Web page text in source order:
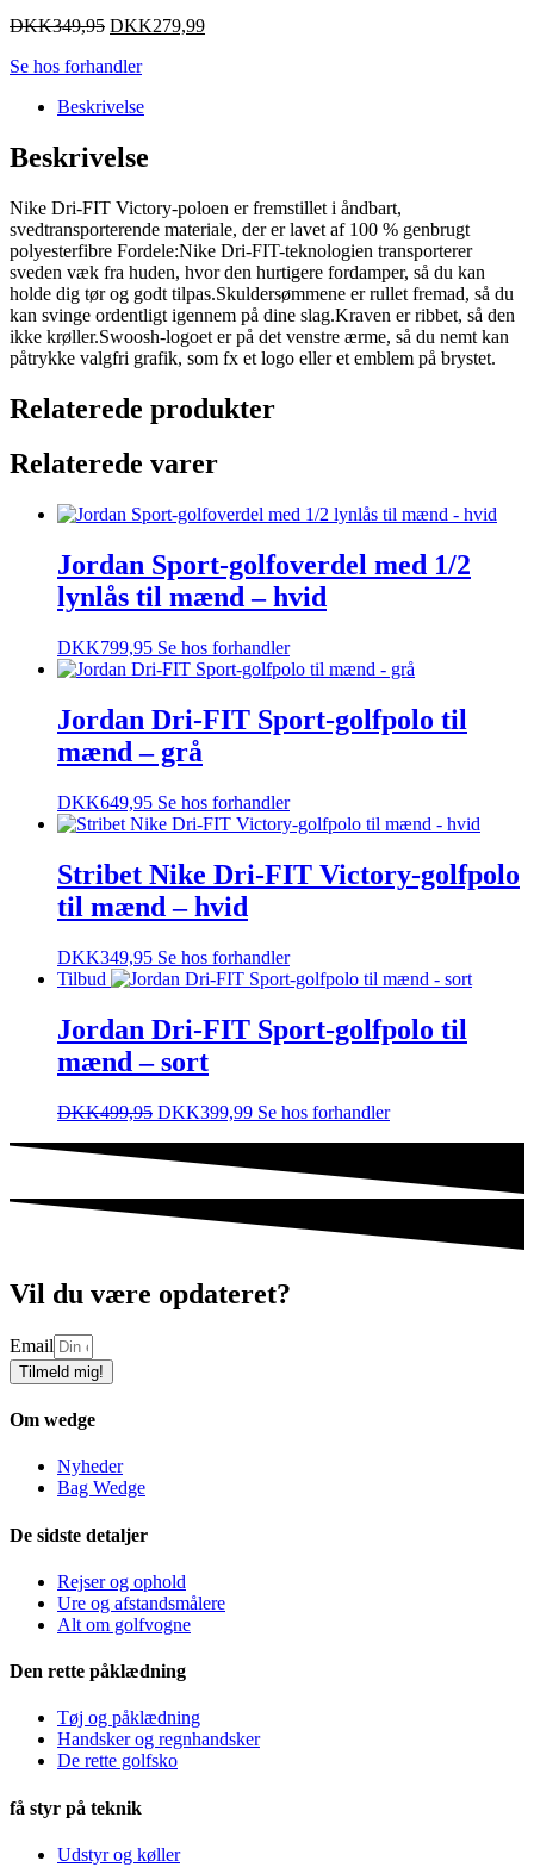
DKK349,95 DKK279,99
Se hos forhandler
Beskrivelse
Beskrivelse
Nike Dri-FIT Victory-poloen er fremstillet i åndbart,
svedtransporterende materiale, der er lavet af 100 % genbrugt
polyesterfibre Fordele:Nike Dri-FIT-teknologien transporterer
sveden væk fra huden, hvor den hurtigere fordamper, så du kan
holde dig tør og godt tilpas.Skuldersømmene er rullet fremad, så du
kan svinge ordentligt igennem på dine slag.Kraven er ribbet, så den
ikke krøller.Swoosh-logoet er på det venstre ærme, så du nemt kan
påtrykke valgfri grafik, som fx et logo eller et emblem på brystet.
Relaterede produkter
Relaterede varer
Jordan Sport-golfoverdel med 1/2
lynlås til mænd – hvid
DKK799,95 Se hos forhandler
Jordan Dri-FIT Sport-golfpolo til
mænd – grå
DKK649,95 Se hos forhandler
Stribet Nike Dri-FIT Victory-golfpolo
til mænd – hvid
DKK349,95 Se hos forhandler
Tilbud
Jordan Dri-FIT Sport-golfpolo til
mænd – sort
DKK499,95 DKK399,99 Se hos forhandler
Vil du være opdateret?
Email
Tilmeld mig!
Om wedge
Nyheder
Bag Wedge
De sidste detaljer
Rejser og ophold
Ure og afstandsmålere
Alt om golfvogne
Den rette påklædning
Tøj og påklædning
Handsker og regnhandsker
De rette golfsko
få styr på teknik
Udstyr og køller